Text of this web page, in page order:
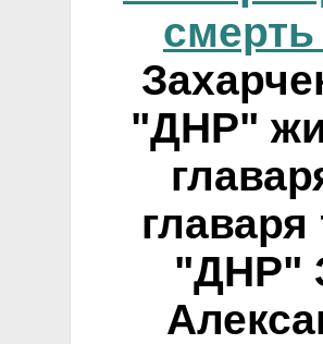
смерть
"ДНР"
"ДНР"